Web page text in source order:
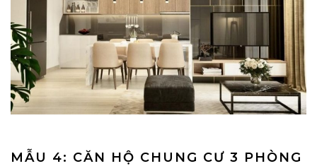
MẪU 4: CĂN HỘ CHUNG CƯ 3 PHÒNG